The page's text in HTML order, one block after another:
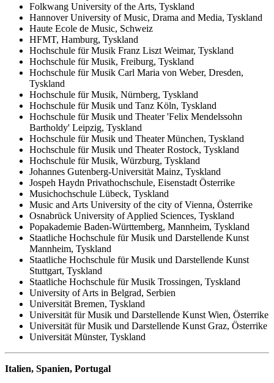
Folkwang University of the Arts, Tyskland
Hannover University of Music, Drama and Media, Tyskland
Haute Ecole de Music, Schweiz
HFMT, Hamburg, Tyskland
Hochschule für Musik Franz Liszt Weimar, Tyskland
Hochschule für Musik, Freiburg, Tyskland
Hochschule für Musik Carl Maria von Weber, Dresden,
Tyskland
Hochschule für Musik, Nürnberg, Tyskland
Hochschule für Musik und Tanz Köln, Tyskland
Hochschule für Musik und Theater 'Felix Mendelssohn
Bartholdy' Leipzig, Tyskland
Hochschule für Musik und Theater München, Tyskland
Hochschule für Musik und Theater Rostock, Tyskland
Hochschule für Musik, Würzburg, Tyskland
Johannes Gutenberg-Universität Mainz, Tyskland
Jospeh Haydn Privathochschule, Eisenstadt Österrike
Musichochschule Lübeck, Tyskland
Music and Arts University of the city of Vienna, Österrike
Osnabrück University of Applied Sciences, Tyskland
Popakademie Baden-Württemberg, Mannheim, Tyskland
Staatliche Hochschule für Musik und Darstellende Kunst
Mannheim, Tyskland
Staatliche Hochschule für Musik und Darstellende Kunst
Stuttgart, Tyskland
Staatliche Hochschule für Musik Trossingen, Tyskland
University of Arts in Belgrad, Serbien
Universität Bremen, Tyskland
Universität für Musik und Darstellende Kunst Wien, Österrike
Universität für Musik und Darstellende Kunst Graz, Österrike
Universität Münster, Tyskland
Italien, Spanien, Portugal